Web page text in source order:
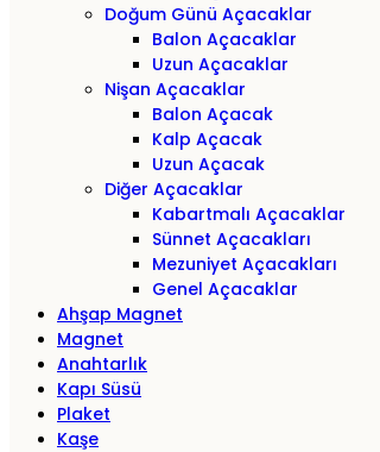
Doğum Günü Açacaklar
Balon Açacaklar
Uzun Açacaklar
Nişan Açacaklar
Balon Açacak
Kalp Açacak
Uzun Açacak
Diğer Açacaklar
Kabartmalı Açacaklar
Sünnet Açacakları
Mezuniyet Açacakları
Genel Açacaklar
Ahşap Magnet
Magnet
Anahtarlık
Kapı Süsü
Plaket
Kaşe